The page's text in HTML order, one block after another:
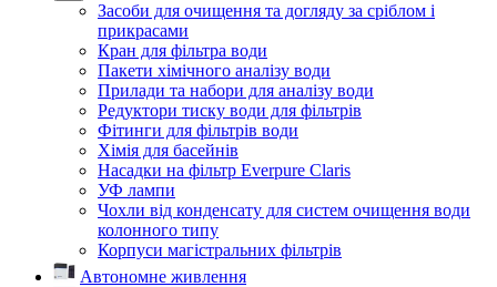
Засоби для очищення та догляду за сріблом і
прикрасами
Кран для фільтра води
Пакети хімічного аналізу води
Прилади та набори для аналізу води
Редуктори тиску води для фільтрів
Фітинги для фільтрів води
Хімія для басейнів
Насадки на фільтр Everpure Claris
УФ лампи
Чохли від конденсату для систем очищення води
колонного типу
Корпуси магістральних фільтрів
Автономне живлення